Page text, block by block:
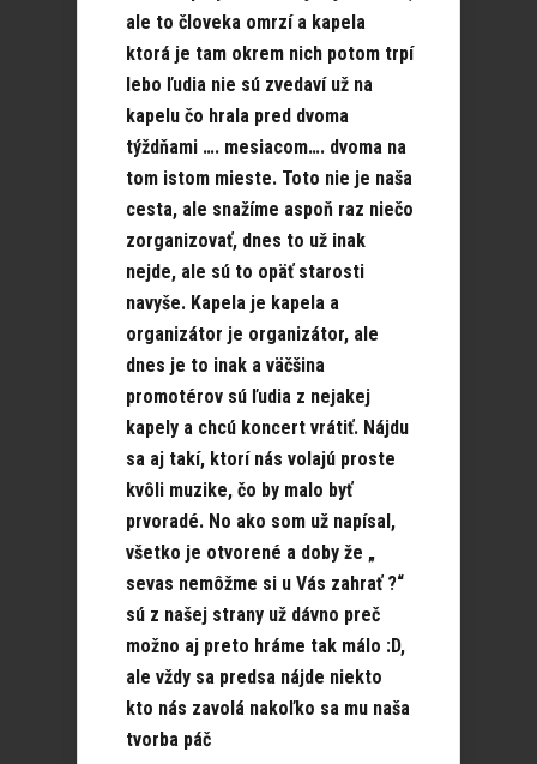
ale to človeka omrzí a kapela
ktorá je tam okrem nich potom trpí
lebo ľudia nie sú zvedaví už na
kapelu čo hrala pred dvoma
týždňami …. mesiacom…. dvoma na
tom istom mieste. Toto nie je naša
cesta, ale snažíme aspoň raz niečo
zorganizovať, dnes to už inak
nejde, ale sú to opäť starosti
navyše. Kapela je kapela a
organizátor je organizátor, ale
dnes je to inak a väčšina
promotérov sú ľudia z nejakej
kapely a chcú koncert vrátiť. Nájdu
sa aj takí, ktorí nás volajú proste
kvôli muzike, čo by malo byť
prvoradé. No ako som už napísal,
všetko je otvorené a doby že „
sevas nemôžme si u Vás zahrať ?“
sú z našej strany už dávno preč
možno aj preto hráme tak málo :D,
ale vždy sa predsa nájde niekto
kto nás zavolá nakoľko sa mu naša
tvorba páč